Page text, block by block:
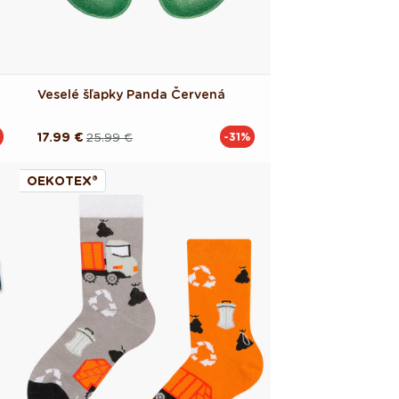
Veselé šľapky Panda Červená
Pôvodná25.99 €
Akciová
17.99 € -31%
OEKOTEX®